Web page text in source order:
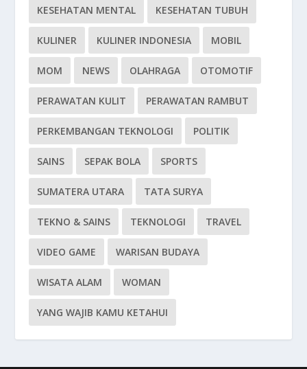
KESEHATAN MENTAL KESEHATAN TUBUH
KULINER KULINER INDONESIA MOBIL
MOM NEWS OLAHRAGA OTOMOTIF
PERAWATAN KULIT PERAWATAN RAMBUT
PERKEMBANGAN TEKNOLOGI POLITIK
SAINS SEPAK BOLA SPORTS
SUMATERA UTARA TATA SURYA
TEKNO & SAINS TEKNOLOGI TRAVEL
VIDEO GAME WARISAN BUDAYA
WISATA ALAM WOMAN
YANG WAJIB KAMU KETAHUI